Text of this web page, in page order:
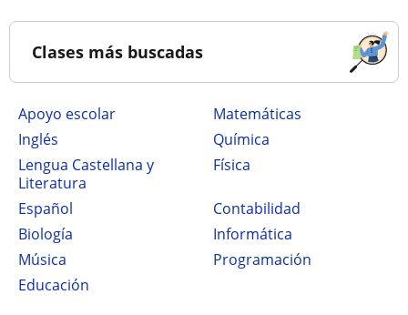
Clases más buscadas
Apoyo escolar
Matemáticas
Inglés
Química
Lengua Castellana y
Literatura
Física
Español
Contabilidad
Biología
Informática
Música
Programación
Educación